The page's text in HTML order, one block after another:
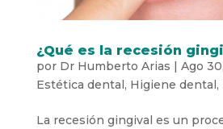
¿Qué es la recesión
por Dr Humberto Arias | Ago
Estética dental, Higiene dental,
La recesión gingival es un